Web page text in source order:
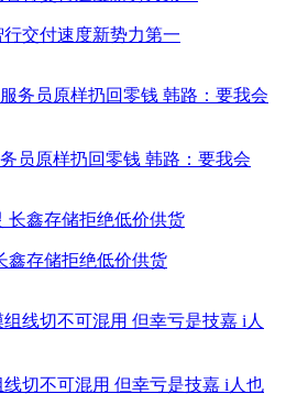
交付速度新势力第一
员原样扔回零钱 韩路：要我会
鑫存储拒绝低价供货
切不可混用 但幸亏是技嘉 i人也